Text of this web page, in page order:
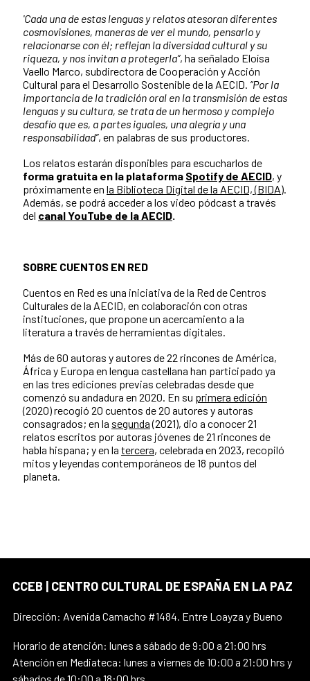
'Cada una de estas lenguas y relatos atesoran diferentes
cosmovisiones, maneras de ver el mundo, pensarlo y
relacionarse con él; reflejan la diversidad cultural y su
riqueza, y nos invitan a protegerla”, ha señalado Eloísa
Vaello Marco, subdirectora de Cooperación y Acción
Cultural para el Desarrollo Sostenible de la AECID. “Por la
importancia de la tradición oral en la transmisión de estas
lenguas y su cultura, se trata de un hermoso y complejo
desafío que es, a partes iguales, una alegría y una
responsabilidad”, en palabras de sus productores.
Los relatos estarán disponibles para escucharlos de
forma gratuita en la plataforma Spotify de AECID, y
próximamenteen la Biblioteca Digital de la AECID, (BIDA).
Además, se podrá acceder a los video pódcast a través
del canal YouTube de la AECID.
SOBRE CUENTOS EN RED
Cuentos en Red es una iniciativa de la Red de Centros
Culturales de la AECID, en colaboración con otras
instituciones, que propone un acercamiento a la
literatura a través de herramientas digitales.
Más de 60 autoras y autores de 22 rincones de América,
África y Europa en lengua castellana han participado ya
en las tres ediciones previas celebradas desde que
comenzó su andadura en 2020. En su primera edición
(2020) recogió 20 cuentos de 20 autores y autoras
consagrados; en la segunda(2021), dio a conocer 21
relatos escritos por autoras jóvenes de 21 rincones de
habla hispana; y en la tercera, celebrada en 2023, recopiló
mitos y leyendas contemporáneos de 18 puntos del
planeta.
CCEB | CENTRO CULTURAL DE ESPAÑA EN LA PAZ
Dirección: Avenida Camacho #1484. Entre Loayza y Bueno
Horario de atención: lunes a sábado de 9:00 a 21:00 hrs
Atención en Mediateca: lunes a viernes de 10:00 a 21:00 hrs y